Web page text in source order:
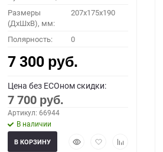
Размеры
(ДхШхВ), мм:
207x175x190
Полярность: 0
7 300 руб.
Цена без ECOном скидки:
7 700 руб.
Артикул: 66944
В наличии
БыстрыйДобавитьДобавить
В КОРЗИНУ